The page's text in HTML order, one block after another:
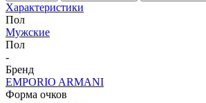
Характеристики
Пол
Мужские
Пол
-
Бренд
EMPORIO ARMANI
Форма очков